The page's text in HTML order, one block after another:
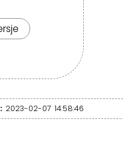
2023-02-07 14:58:46